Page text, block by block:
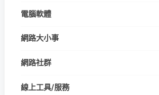
電腦軟體
網路大小事
網路社群
線上工具/服務